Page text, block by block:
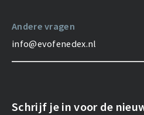
Andere vragen
info@evofenedex.nl
Schrijf je in voor de